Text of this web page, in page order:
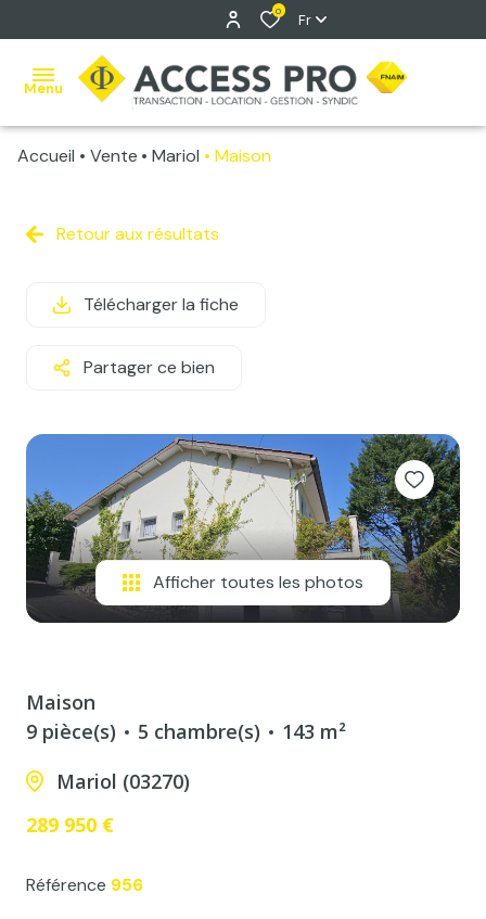
0 Fr
Menu
ventes
Vente
Vente
Pro
estimation
gestion
Accueil Vente Mariol Maison
Retour aux résultats
Télécharger la fiche
Partager ce bien
Afficher toutes les photos
Maison
9 pièce(s)
5 chambre(s)
143 m²
Mariol (03270)
289 950 €
Référence 956